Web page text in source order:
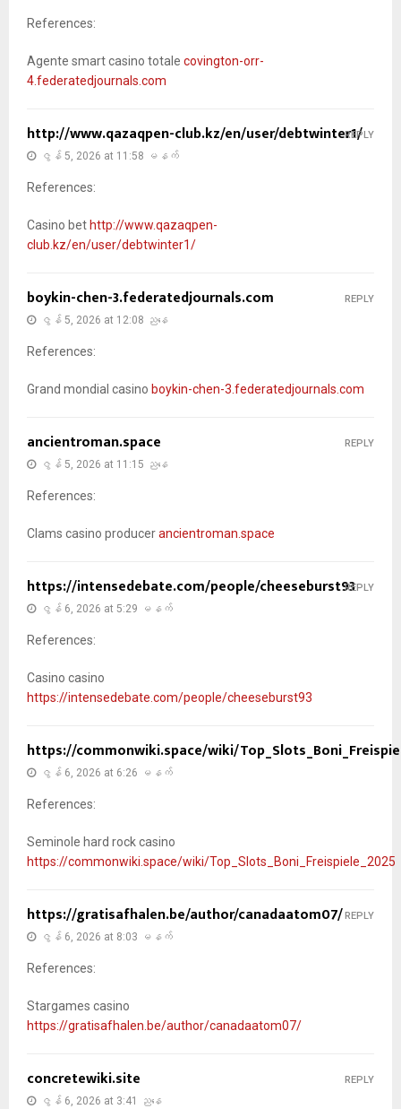
References:
Agente smart casino totale covington-orr-
4.federatedjournals.com
http://www.qazaqpen-club.kz/en/user/debtwinter1/
ဇွန် 5, 2026 at 11:58 မနက်
References:
Casino bet http://www.qazaqpen-
club.kz/en/user/debtwinter1/
REPLY
boykin-chen-3.federatedjournals.com
ဇွန် 5, 2026 at 12:08 ညနေ
References:
Grand mondial casino boykin-chen-3.federatedjournals.com
REPLY
ancientroman.space
ဇွန် 5, 2026 at 11:15 ညနေ
References:
Clams casino producerancientroman.space
REPLY
https://intensedebate.com/people/cheeseburst93
ဇွန် 6, 2026 at 5:29 မနက်
References:
Casino casino
https://intensedebate.com/people/cheeseburst93
REPLY
https://commonwiki.space/wiki/
ဇွန် 6, 2026 at 6:26 မနက်
References:
Seminole hard rock casino
https://commonwiki.space/wiki/Top_Slots_Boni_Freispiele_2025
https://gratisafhalen.be/author/canadaatom07/
ဇွန် 6, 2026 at 8:03 မနက်
References:
Stargames casino
https://gratisafhalen.be/author/canadaatom07/
REPLY
concretewiki.site
ဇွန် 6, 2026 at 3:41 ညနေ
REPLY